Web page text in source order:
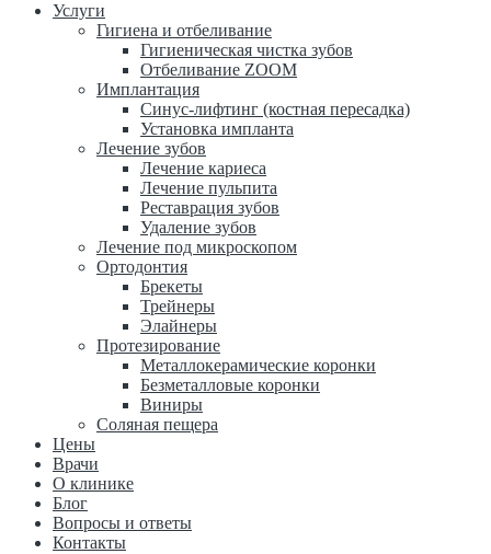
Услуги
Гигиена и отбеливание
Гигиеническая чистка зубов
Отбеливание ZOOM
Имплантация
Синус-лифтинг (костная пересадка)
Установка импланта
Лечение зубов
Лечение кариеса
Лечение пульпита
Реставрация зубов
Удаление зубов
Лечение под микроскопом
Ортодонтия
Брекеты
Трейнеры
Элайнеры
Протезирование
Металлокерамические коронки
Безметалловые коронки
Виниры
Соляная пещера
Цены
Врачи
О клинике
Блог
Вопросы и ответы
Контакты